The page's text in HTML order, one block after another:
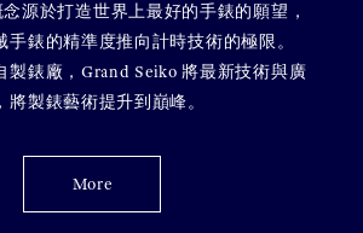
源於打造世界上最好的手錶的願望，
手錶的精準度推向計時技術的極限。
製錶廠，Grand Seiko 將最新技術與廣
製錶藝術提升到巔峰。
More